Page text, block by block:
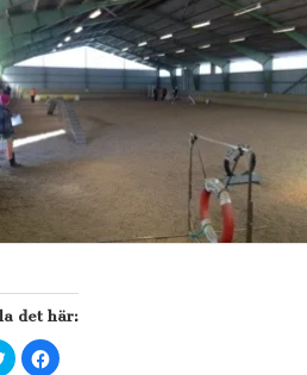
det här:
K
l
K
l